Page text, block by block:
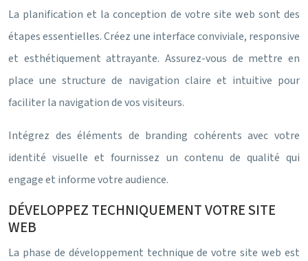
La planification et la conception de votre site web sont des
étapes essentielles. Créez une interface conviviale, responsive
et esthétiquement attrayante. Assurez-vous de mettre en
place une structure de navigation claire et intuitive pour
faciliter la navigation de vos visiteurs.
Intégrez des éléments de branding cohérents avec votre
identité visuelle et fournissez un contenu de qualité qui
engage et informe votre audience.
DÉVELOPPEZ TECHNIQUEMENT VOTRE SITE
WEB
La phase de développement technique de votre site web est